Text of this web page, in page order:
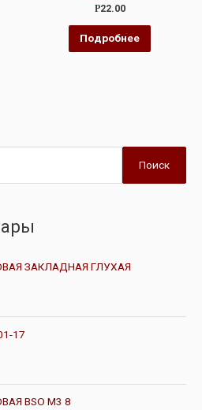
Оценка
из
5
Р22.00
Подробнее
Поиск
ЗАКЛАДНАЯ ГЛУХАЯ
17
BSO M3 8